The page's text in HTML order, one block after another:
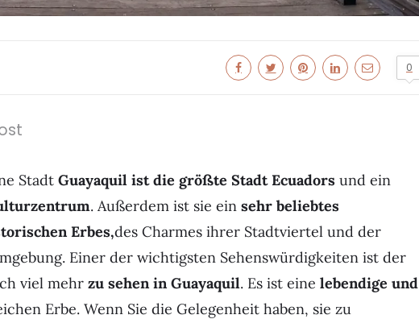
0
Stadt Guayaquil ist die größte Stadt Ecuadors und ein
. Außerdem ist sie ein sehr beliebtes
Erbes,des Charmes ihrer Stadtviertel und der
Einer der wichtigsten Sehenswürdigkeiten ist der
viel mehr zu sehen in Guayaquil. Es ist eine lebendige und
Erbe. Wenn Sie die Gelegenheit haben, sie zu